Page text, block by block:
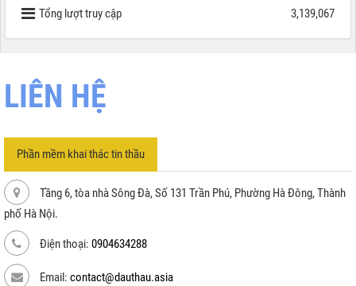
Tổng lượt truy cập
3,139,067
LIÊN HỆ
Phần mềm khai thác tin thầu
Tầng 6, tòa nhà Sông Đà, Số 131 Trần Phú, Phường Hà Đông, Thành
phố Hà Nội.
Điện thoại: 0904634288
Email: contact@dauthau.asia